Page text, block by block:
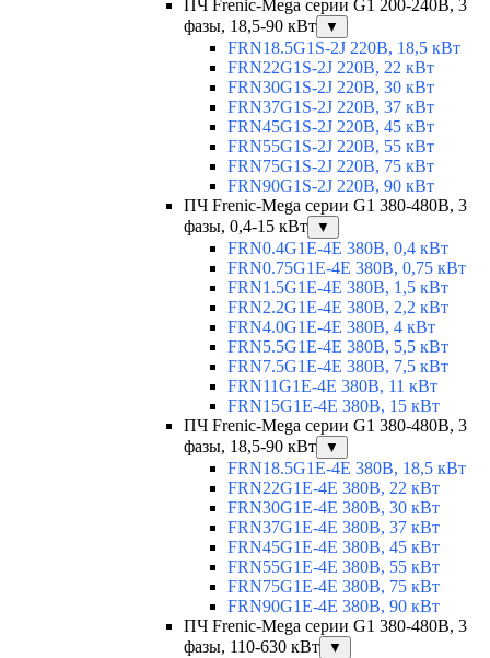
ПЧ Frenic-Mega серии G1 200-240В, 3
фазы, 18,5-90 кВт
▼
FRN18.5G1S-2J 220В, 18,5 кВт
FRN22G1S-2J 220В, 22 кВт
FRN30G1S-2J 220В, 30 кВт
FRN37G1S-2J 220В, 37 кВт
FRN45G1S-2J 220В, 45 кВт
FRN55G1S-2J 220В, 55 кВт
FRN75G1S-2J 220В, 75 кВт
FRN90G1S-2J 220В, 90 кВт
ПЧ Frenic-Mega серии G1 380-480В, 3
фазы, 0,4-15 кВт
▼
FRN0.4G1E-4E 380В, 0,4 кВт
FRN0.75G1E-4E 380В, 0,75 кВт
FRN1.5G1E-4E 380В, 1,5 кВт
FRN2.2G1E-4E 380В, 2,2 кВт
FRN4.0G1E-4E 380В, 4 кВт
FRN5.5G1E-4E 380В, 5,5 кВт
FRN7.5G1E-4E 380В, 7,5 кВт
FRN11G1E-4E 380В, 11 кВт
FRN15G1E-4E 380В, 15 кВт
ПЧ Frenic-Mega серии G1 380-480В, 3
фазы, 18,5-90 кВт
▼
FRN18.5G1E-4E 380В, 18,5 кВт
FRN22G1E-4E 380В, 22 кВт
FRN30G1E-4E 380В, 30 кВт
FRN37G1E-4E 380В, 37 кВт
FRN45G1E-4E 380В, 45 кВт
FRN55G1E-4E 380В, 55 кВт
FRN75G1E-4E 380В, 75 кВт
FRN90G1E-4E 380В, 90 кВт
ПЧ Frenic-Mega серии G1 380-480В, 3
фазы, 110-630 кВт
▼